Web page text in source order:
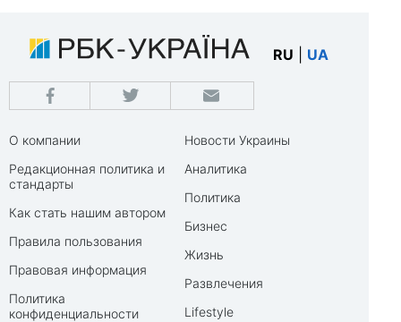
RU UA
О компании
Редакционная политика и
стандарты
Как стать нашим автором
Правила пользования
Правовая информация
Политика
конфиденциальности
Новости Украины
Аналитика
Политика
Бизнес
Жизнь
Развлечения
Lifestyle